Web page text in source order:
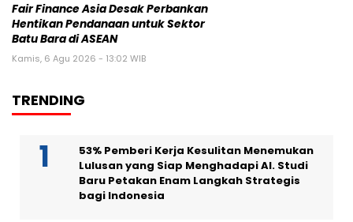
Fair Finance Asia Desak Perbankan
Hentikan Pendanaan untuk Sektor
Batu Bara di ASEAN
Kamis, 6 Agu 2026 - 13:02 WIB
TRENDING
53% Pemberi Kerja Kesulitan Menemukan
Lulusan yang Siap Menghadapi AI. Studi
Baru Petakan Enam Langkah Strategis
bagi Indonesia